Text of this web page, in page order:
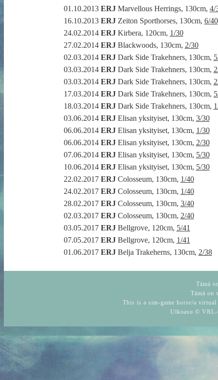
01.10.2013 ERJMarvellous Herrings, 130cm, 4/
16.10.2013 ERJZeiton Sporthorses, 130cm, 6/40
24.02.2014 ERJKirbera, 120cm, 1/30
27.02.2014 ERJBlackwoods, 130cm, 2/30
02.03.2014 ERJDark Side Trakehners, 130cm,
03.03.2014 ERJDark Side Trakehners, 130cm,
03.03.2014 ERJDark Side Trakehners, 130cm,
17.03.2014 ERJDark Side Trakehners, 130cm,
18.03.2014 ERJDark Side Trakehners, 130cm,
03.06.2014 ERJElisan yksityiset, 130cm, 3/30
06.06.2014 ERJElisan yksityiset, 130cm, 1/30
06.06.2014 ERJElisan yksityiset, 130cm, 2/30
07.06.2014 ERJElisan yksityiset, 130cm, 5/30
10.06.2014 ERJElisan yksityiset, 130cm, 5/30
22.02.2017 ERJColosseum, 130cm, 1/40
24.02.2017 ERJColosseum, 130cm, 1/40
28.02.2017 ERJColosseum, 130cm, 3/40
02.03.2017 ERJColosseum, 130cm, 2/40
03.05.2017 ERJBellgrove, 120cm, 5/41
07.05.2017 ERJBellgrove, 120cm, 1/41
01.06.2017 ERJBelja Trakeherns, 130cm, 2/38
Tämä
Tämä on
This is a sim-game horse/a
Ulkoasu © VRL-